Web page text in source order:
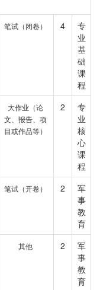
笔试（闭卷） 4
专
业
基
础
课
程
大作业（论
文、报告、项
目或作品等）
2
专
业
核
心
课
程
笔试（开卷） 2
军
事
教
育
其他 2
军
事
教
育